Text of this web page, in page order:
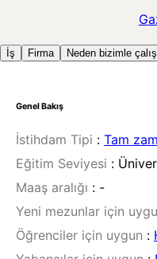
İş Firma Neden bizimle
Genel Bakış
İstihdam Tipi : Tam
Eğitim Seviyesi :
Maaş aralığı : -
Yeni mezunlar için
Öğrenciler için uygun :